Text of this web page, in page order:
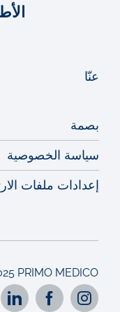
ز
عنّا
بصمة
سياسة الخصوصية
إعدادات ملفات
PRIMO MEDICO